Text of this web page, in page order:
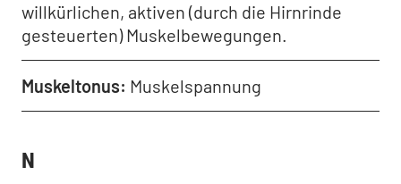
willkürlichen, aktiven (durch die Hirnrinde
gesteuerten) Muskelbewegungen.
Muskeltonus Muskelspannung
N